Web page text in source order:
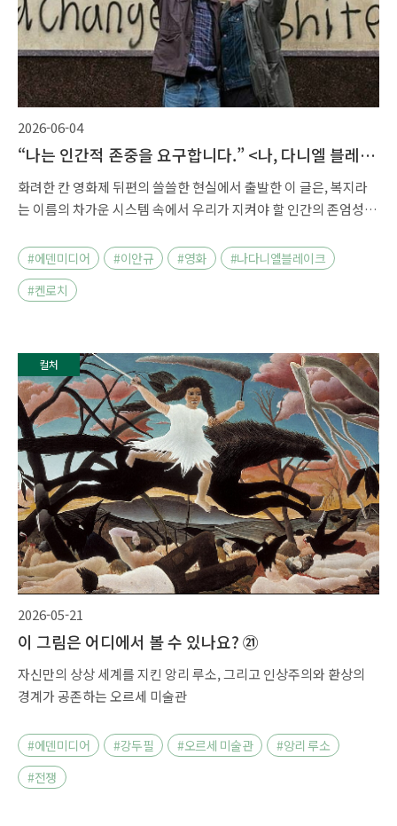
2026-06-04
“나는 인간적 존중을 요구합니다.” <나, 다니엘 블레이
크>
화려한 칸 영화제 뒤편의 쓸쓸한 현실에서 출발한 이 글은, 복지라
는 이름의 차가운 시스템 속에서 우리가 지켜야 할 인간의 존엄성이
#에덴미디어 #이안규 #영화
#나다니엘블레이크
#켄로치
컬처
2026-05-21
이 그림은 어디에서 볼 수 있나요? ㉑
자신만의 상상 세계를 지킨 앙리 루소, 그리고 인상주의와 환상의
경계가 공존하는 오르세 미술관
#에덴미디어 #강두필 #오르세 미술관
#앙리 루소
#전쟁